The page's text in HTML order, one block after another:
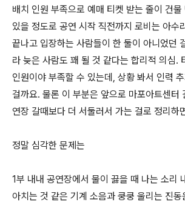
배치 인원 부족으로 예매 티켓 받는 줄이 건물
있을 정도로 공연 시작 직전까지 로비는 아수
끝나고 입장하는 사람들이 한 둘이 아니었던
라 늦은 사람도 꽤 될 것 같다는 합리적 의심.
인원이야 부족할 수 있는데, 상황 봐서 인력
걸까요. 물론 이 부분은 앞으로 마포아트센터
연장 갈때보다 더 서둘러서 가는 걸로 정리하
정말 심각한 문제는
1부 내내 공연장에서 물이 끓을 때 나는 소리
아치는 것 같은 기계 소음과 쿵쿵 울리는 진동